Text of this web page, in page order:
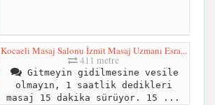
Kocaeli Masaj Salonu İzmit Masaj Uzmanı Esra...
411 metre
Gitmeyin gidilmesine vesile
olmayın, 1 saatlik dedikleri
masaj 15 dakika sürüyor. 15 ...